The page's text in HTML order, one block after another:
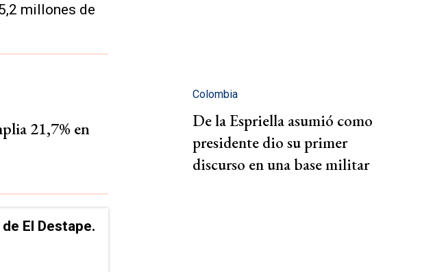
millones de
21,7% en
El Destape.
Colombia
De la Espriella asumió como
presidente dio su primer
discurso en una base militar